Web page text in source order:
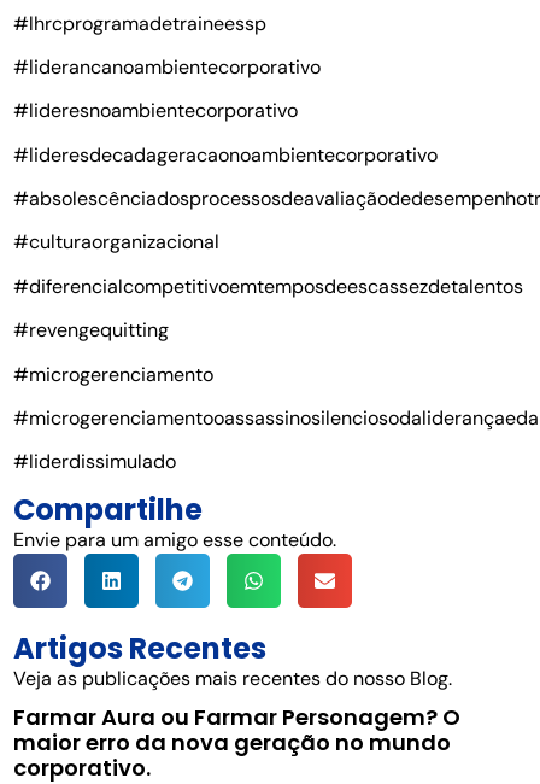
#lhrcprogramadetraineessp
#liderancanoambientecorporativo
#lideresnoambientecorporativo
#lideresdecadageracaonoambientecorporativo
#culturaorganizacional
#diferencialcompetitivoemtemposdeescassezdetalentos
#revengequitting
#microgerenciamento
#liderdissimulado
Compartilhe
Envie para um amigo esse conteúdo.
Artigos Recentes
Veja as publicações mais recentes do nosso Blog.
Farmar Aura ou Farmar Personagem? O
maior erro da nova geração no mundo
corporativo.